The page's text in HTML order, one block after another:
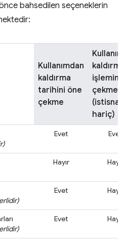
bahsedilen seçeneklerin
Kullanımdan
kaldırma
tarihini öne
çekme
kaldırma
işlemini
çekme
hariç)
Evet Evet
Hayır Hayır
Evet Hayır
Evet Hayır